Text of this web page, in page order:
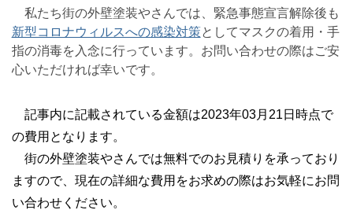
私たち街の外壁塗装やさんでは、緊急事態宣言解除後も
新型コロナウィルスへの感染対策としてマスクの着用・手
指の消毒を入念に行っています。お問い合わせの際はご安
心いただければ幸いです。
記事内に記載されている金額は2023年03月21日時点で
の費用となります。
街の外壁塗装やさんでは無料でのお見積りを承っており
ますので、現在の詳細な費用をお求めの際はお気軽にお問
い合わせください。